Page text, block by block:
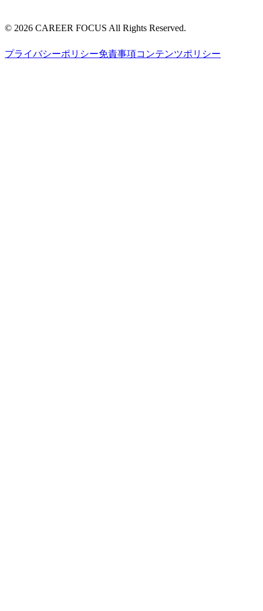
© 2026 CAREER FOCUS All Rights Reserved.
プライバシーポリシー免責事項コンテンツポリシー